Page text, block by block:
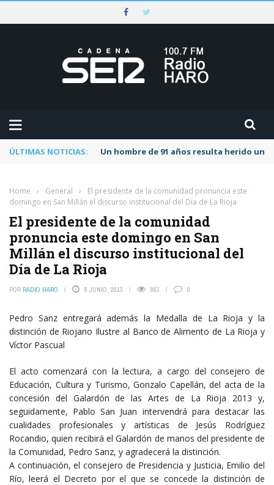
ÚLTIMAS NOTICIAS: Un hombre de 91 años resulta herido
Home › General ›
El presidente de la comunidad pronuncia este
domingo en San Millán el discurso institucional del Día de La Rioja
El presidente de la comunidad
pronuncia este domingo en San
Millán el discurso institucional del
Día de La Rioja
POR RADIO HARO 8 JUNIO, 2013 883 0
Pedro Sanz entregará además la Medalla de La Rioja y la
distinción de Riojano Ilustre al Banco de Alimento de La Rioja y
Víctor Pascual
El acto comenzará con la lectura, a cargo del consejero de
Educación, Cultura y Turismo, Gonzalo Capellán, del acta de la
concesión del Galardón de las Artes de La Rioja 2013 y,
seguidamente, Pablo San Juan intervendrá para destacar las
cualidades profesionales y artísticas de Jesús Rodríguez
Rocandio, quien recibirá el Galardón de manos del presidente de
la Comunidad, Pedro Sanz, y agradecerá la distinción.
A continuación, el consejero de Presidencia y Justicia, Emilio del
Río, leerá el Decreto por el que se concede la distinción de